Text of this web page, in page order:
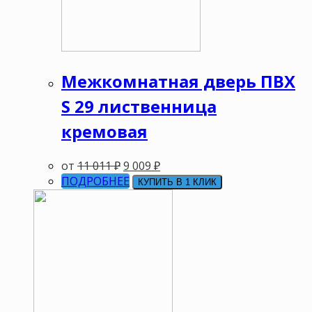
Межкомнатная дверь ПВХ
S 29 лиственница
кремовая
от 11 011₽9 009 ₽
ПОДРОБНЕЕ
КУПИТЬ В 1 КЛИК